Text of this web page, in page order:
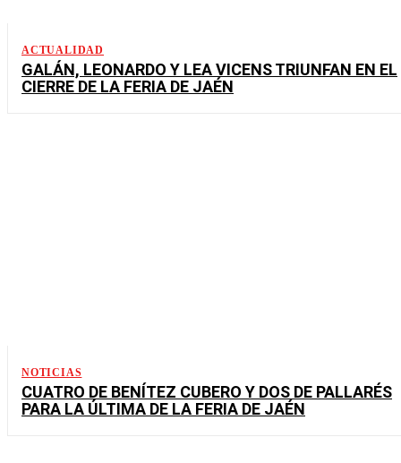
ACTUALIDAD
GALÁN, LEONARDO Y LEA VICENS TRIUNFAN EN EL
CIERRE DE LA FERIA DE JAÉN
NOTICIAS
CUATRO DE BENÍTEZ CUBERO Y DOS DE PALLARÉS
PARA LA ÚLTIMA DE LA FERIA DE JAÉN